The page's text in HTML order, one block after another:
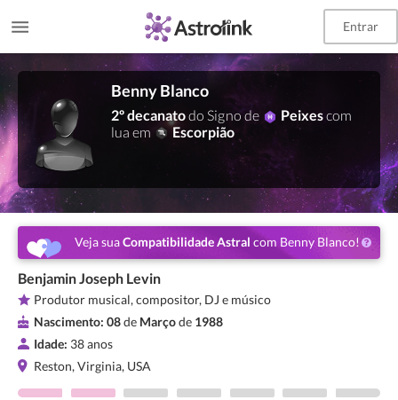
Entrar
Benny Blanco
2º decanatodo Signo de Peixescom
lua em
Escorpião
Veja suaCompatibilidade Astral com Benny Blanco!
Benjamin Joseph Levin
Produtor musical, compositor, DJ e músico
Nascimento: 08de Marçode 1988
Idade: 38 anos
Reston, Virginia, USA